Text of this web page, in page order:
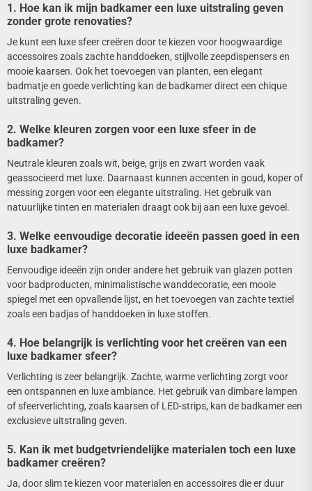
1. Hoe kan ik mijn badkamer een luxe uitstraling geven
zonder grote renovaties?
Je kunt een luxe sfeer creëren door te kiezen voor hoogwaardige
accessoires zoals zachte handdoeken, stijlvolle zeepdispensers en
mooie kaarsen. Ook het toevoegen van planten, een elegant
badmatje en goede verlichting kan de badkamer direct een chique
uitstraling geven.
2. Welke kleuren zorgen voor een luxe sfeer in de
badkamer?
Neutrale kleuren zoals wit, beige, grijs en zwart worden vaak
geassocieerd met luxe. Daarnaast kunnen accenten in goud, koper of
messing zorgen voor een elegante uitstraling. Het gebruik van
natuurlijke tinten en materialen draagt ook bij aan een luxe gevoel.
3. Welke eenvoudige decoratie ideeën passen goed in een
luxe badkamer?
Eenvoudige ideeën zijn onder andere het gebruik van glazen potten
voor badproducten, minimalistische wanddecoratie, een mooie
spiegel met een opvallende lijst, en het toevoegen van zachte textiel
zoals een badjas of handdoeken in luxe stoffen.
4. Hoe belangrijk is verlichting voor het creëren van een
luxe badkamer sfeer?
Verlichting is zeer belangrijk. Zachte, warme verlichting zorgt voor
een ontspannen en luxe ambiance. Het gebruik van dimbare lampen
of sfeerverlichting, zoals kaarsen of LED-strips, kan de badkamer een
exclusieve uitstraling geven.
5. Kan ik met budgetvriendelijke materialen toch een luxe
badkamer creëren?
Ja, door slim te kiezen voor materialen en accessoires die er duur